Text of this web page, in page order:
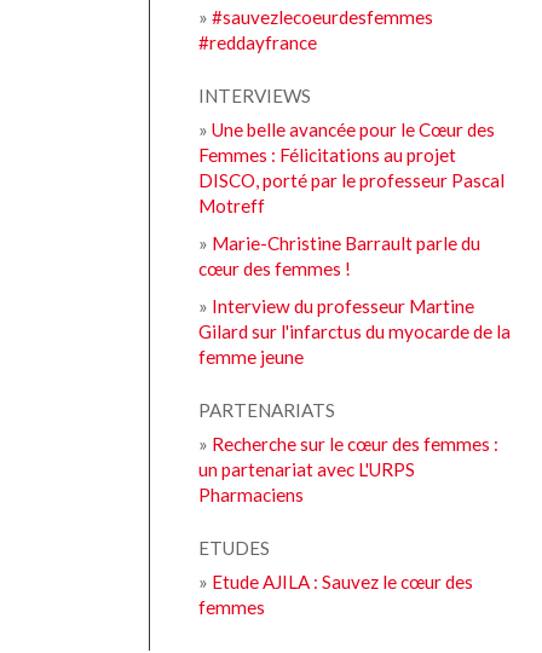
»#sauvezlecoeurdesfemmes
#reddayfrance
INTERVIEWS
»Une belle avancée pour le Cœur des
Femmes : Félicitations au projet
DISCO, porté par le professeur Pascal
Motreff
» Marie-Christine Barrault parle du
cœur des femmes !
» Interview du professeur Martine
Gilard sur l'infarctus du myocarde de la
femme jeune
PARTENARIATS
» Recherche sur le cœur des femmes :
un partenariat avec L'URPS
Pharmaciens
ETUDES
» Etude AJILA : Sauvez le cœur des
femmes